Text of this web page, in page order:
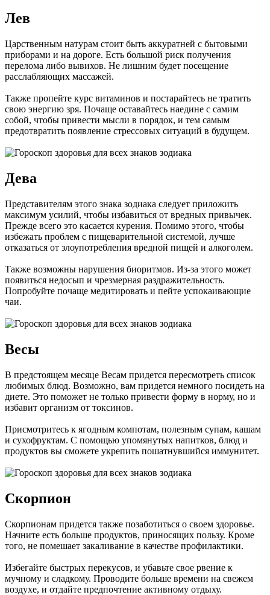
Лев
Царственным натурам стоит быть аккуратней с бытовыми
приборами и на дороге. Есть большой риск получения
перелома либо вывихов. Не лишним будет посещение
расслабляющих массажей.
Также пропейте курс витаминов и постарайтесь не тратить
свою энергию зря. Почаще оставайтесь наедине с самим
собой, чтобы привести мысли в порядок, и тем самым
предотвратить появление стрессовых ситуаций в будущем.
Дева
Представителям этого знака зодиака следует приложить
максимум усилий, чтобы избавиться от вредных привычек.
Прежде всего это касается курения. Помимо этого, чтобы
избежать проблем с пищеварительной системой, лучше
отказаться от злоупотребления вредной пищей и алкоголем.
Также возможны нарушения биоритмов. Из-за этого может
появиться недосып и чрезмерная раздражительность.
Попробуйте почаще медитировать и пейте успокаивающие
чаи.
Весы
В предстоящем месяце Весам придется пересмотреть список
любимых блюд. Возможно, вам придется немного посидеть на
диете. Это поможет не только привести форму в норму, но и
избавит организм от токсинов.
Присмотритесь к ягодным компотам, полезным супам, кашам
и сухофруктам. С помощью упомянутых напитков, блюд и
продуктов вы сможете укрепить пошатнувшийся иммунитет.
Скорпион
Скорпионам придется также позаботиться о своем здоровье.
Начните есть больше продуктов, приносящих пользу. Кроме
того, не помешает закаливание в качестве профилактики.
Избегайте быстрых перекусов, и убавьте свое рвение к
мучному и сладкому. Проводите больше времени на свежем
воздухе, и отдайте предпочтение активному отдыху.